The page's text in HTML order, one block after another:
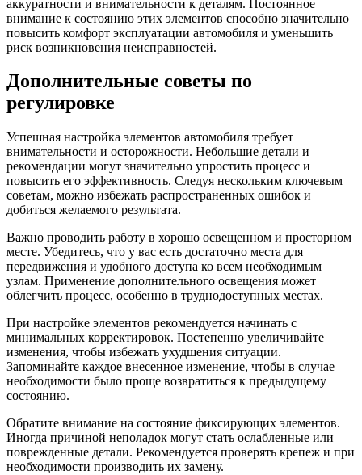
аккуратности и внимательности к деталям. Постоянное
внимание к состоянию этих элементов способно значительно
повысить комфорт эксплуатации автомобиля и уменьшить
риск возникновения неисправностей.
Дополнительные советы по
регулировке
Успешная настройка элементов автомобиля требует
внимательности и осторожности. Небольшие детали и
рекомендации могут значительно упростить процесс и
повысить его эффективность. Следуя нескольким ключевым
советам, можно избежать распространенных ошибок и
добиться желаемого результата.
Важно проводить работу в хорошо освещенном и просторном
месте. Убедитесь, что у вас есть достаточно места для
передвижения и удобного доступа ко всем необходимым
узлам. Применение дополнительного освещения может
облегчить процесс, особенно в труднодоступных местах.
При настройке элементов рекомендуется начинать с
минимальных корректировок. Постепенно увеличивайте
изменения, чтобы избежать ухудшения ситуации.
Запоминайте каждое внесенное изменение, чтобы в случае
необходимости было проще возвратиться к предыдущему
состоянию.
Обратите внимание на состояние фиксирующих элементов.
Иногда причиной неполадок могут стать ослабленные или
поврежденные детали. Рекомендуется проверять крепеж и при
необходимости производить их замену.